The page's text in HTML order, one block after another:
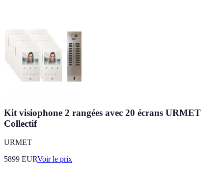
Kit visiophone 2 rangées avec 20 écrans URMET
Collectif
URMET
5899 EURVoir le prix